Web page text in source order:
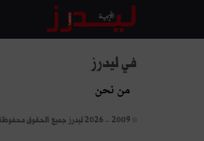
في ليدرز
من نحن
© 2009 - 2026 ليدرز جميع الحقوق محفوظة.